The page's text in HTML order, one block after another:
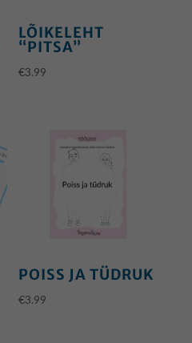
LÕIKELEHT
“PITSA”
€3.99
POISS JA TÜDRUK
€3.99